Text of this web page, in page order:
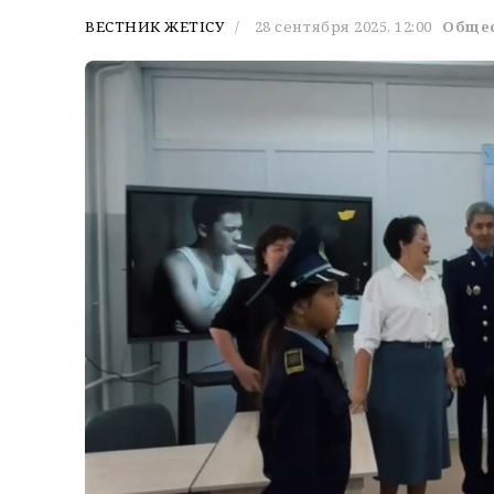
ВЕСТНИК ЖЕТІСУ 28 сентября 2025, 12:00